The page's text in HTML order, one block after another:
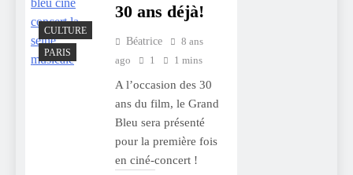
CULTURE
PARIS
30 ans déjà!
Béatrice
8 ans
ago
1 1 mins
A l’occasion des 30
ans du film, le Grand
Bleu sera présenté
pour la première fois
en ciné-concert !